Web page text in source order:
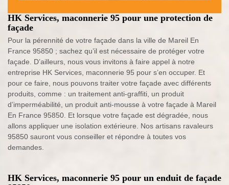
HK Services, maconnerie 95 pour une protection de
façade
Pour la pérennité de votre façade dans la ville de Mareil En
France 95850 ; sachez qu’il est nécessaire de protéger votre
façade. D’ailleurs, nous vous invitons à faire appel à notre
entreprise HK Services, maconnerie 95 pour s’en occuper. Et
pour ce faire, nous pouvons traiter votre façade avec différents
produits, comme : un traitement anti-graffiti, un produit
d’imperméabilité, un produit anti-mousse à votre façade à Mareil
En France 95850. Et lorsque votre façade est dégradée, nous
allons appliquer une isolation extérieure. Nos artisans ravaleurs
95850 sauront vous conseiller et répondre à toutes vos
demandes.
HK Services, maconnerie 95 pour un enduit de façade